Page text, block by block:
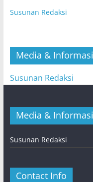
Susunan Redaksi
Media & Informasi
Susunan Redaksi
Media & Informasi
Susunan Redaksi
Contact Info